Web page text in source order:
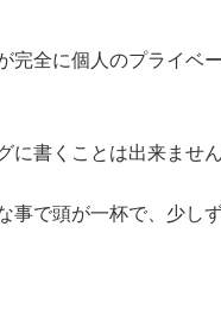
完全に個人のプライベ
に書くことは出来ませ
事で頭が一杯で、少し